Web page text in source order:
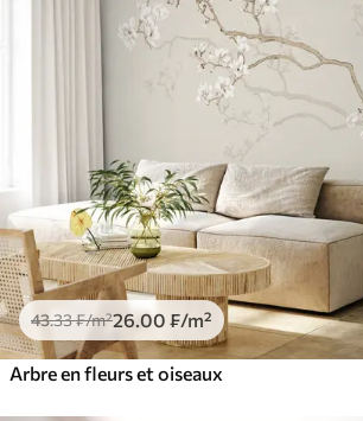
43.33₣/m²26.00 ₣/m²
Arbre en fleurs et oiseaux